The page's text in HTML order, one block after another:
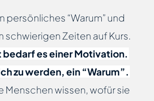
persönliches “Warum” und
schwierigen Zeiten auf Kurs.
bedarf es einer Motivation.
zu werden, ein “Warum”.
Menschen wissen, wofür sie